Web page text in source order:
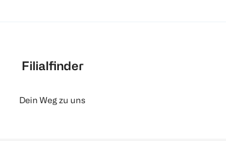
Filialfinder
Dein Weg zu uns